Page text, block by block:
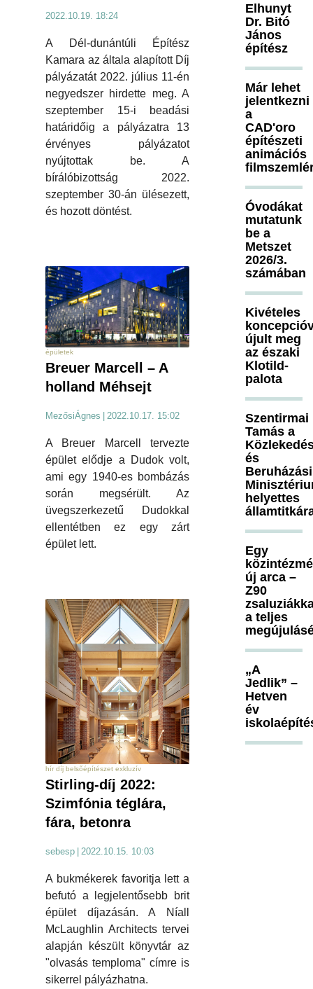
2022.10.19. 18:24
A Dél-dunántúli Építész
Kamara az általa alapított Díj
pályázatát 2022. július 11-én
negyedszer hirdette meg. A
szeptember 15-i beadási
határidőig a pályázatra 13
érvényes pályázatot
nyújtottak be. A
bírálóbizottság 2022.
szeptember 30-án ülésezett,
és hozott döntést.
épületek
Breuer Marcell – A
holland Méhsejt
MezősiÁgnes 2022.10.17. 15:02
A Breuer Marcell tervezte
épület elődje a Dudok volt,
ami egy 1940-es bombázás
során megsérült. Az
üvegszerkezetű Dudokkal
ellentétben ez egy zárt
épület lett.
hír díj belsőépítészet exkluzív
Stirling-díj 2022:
Szimfónia téglára,
fára, betonra
sebesp 2022.10.15. 10:03
A bukmékerek favoritja lett a
befutó a legjelentősebb brit
épület díjazásán. A Níall
McLaughlin Architects tervei
alapján készült könyvtár az
"olvasás temploma" címre is
sikerrel pályázhatna.
Elhunyt
Dr. Bitó
János
építész
Már lehet
jelentkezni
a
CAD'oro
építészeti
animációs
Óvodákat
mutatunk
be a
Metszet
2026/3.
számában
Kivételes
újult meg
az északi
Klotild-
palota
Szentirmai
Tamás a
és
Beruházási
helyettes
Egy
új arca –
Z90
a teljes
„A
Jedlik” –
Hetven
év